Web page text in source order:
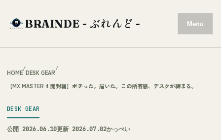
BRAINDE - ぶれんど - Menu
HOME
/
DESK GEAR
/
【MX MASTER 4 開封編】ポチった。届いた。この所有感、デスクが締まる。
DESK GEAR
公開 2026.06.10更新 2026.07.02かっぺい